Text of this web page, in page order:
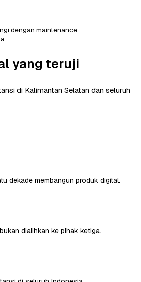
dengan maintenance.
yang teruji
di Kalimantan Selatan dan seluruh
dekade membangun produk digital.
dialihkan ke pihak ketiga.